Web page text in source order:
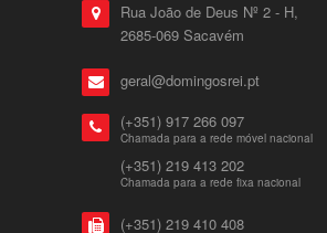
Rua João de Deus Nº 2 - H,
2685-069 Sacavém
geral@domingosrei.pt
(+351) 917 266 097
Chamada para a rede móvel nacional
(+351) 219 413 202
Chamada para a rede fixa nacional
(+351) 219 410 408